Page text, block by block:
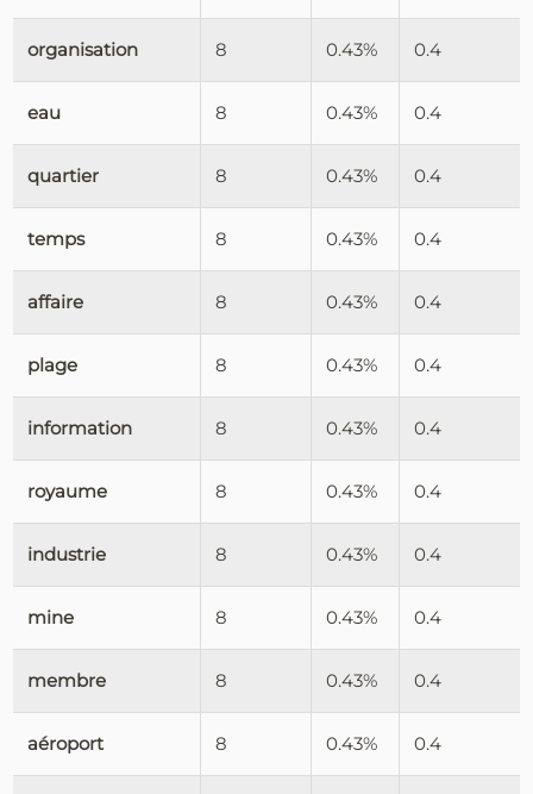
organisation 8 0.43% 0.4
eau 8 0.43% 0.4
quartier 8 0.43% 0.4
temps 8 0.43% 0.4
affaire 8 0.43% 0.4
plage 8 0.43% 0.4
information 8 0.43% 0.4
royaume 8 0.43% 0.4
industrie 8 0.43% 0.4
mine 8 0.43% 0.4
membre 8 0.43% 0.4
aéroport 8 0.43% 0.4